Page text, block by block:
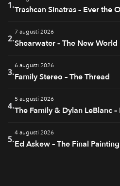
1.Trashcan Sinatras – Ever the
2.
7 augusti 2026
Shearwater – The New World
3.
6 augusti 2026
Family Stereo – The Thread
4.
5 augusti 2026
The Family & Dylan LeBlanc
5.
4 augusti 2026
Ed Askew – The Final Painting